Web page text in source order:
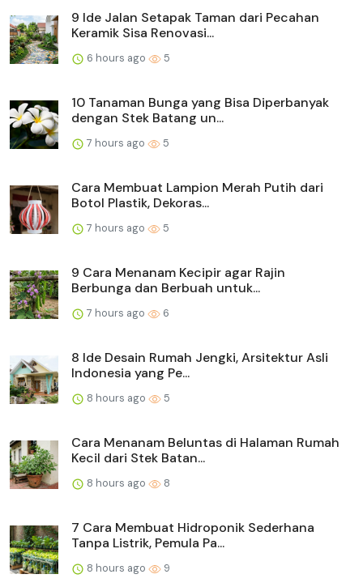
9 Ide Jalan Setapak Taman dari Pecahan
Keramik Sisa Renovasi...
6 hours ago 5
10 Tanaman Bunga yang Bisa Diperbanyak
dengan Stek Batang un...
7 hours ago 5
Cara Membuat Lampion Merah Putih dari
Botol Plastik, Dekoras...
7 hours ago 5
9 Cara Menanam Kecipir agar Rajin
Berbunga dan Berbuah untuk...
7 hours ago 6
8 Ide Desain Rumah Jengki, Arsitektur Asli
Indonesia yang Pe...
8 hours ago 5
Cara Menanam Beluntas di Halaman Rumah
Kecil dari Stek Batan...
8 hours ago 8
7 Cara Membuat Hidroponik Sederhana
Tanpa Listrik, Pemula Pa...
8 hours ago 9